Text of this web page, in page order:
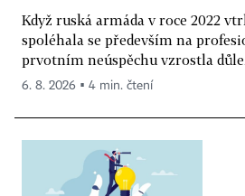
Když ruská armáda v roce 2022
spoléhala se především na
prvotním neúspěchu vzrostla
6. 8. 2026 ▪ 4 min. čtení